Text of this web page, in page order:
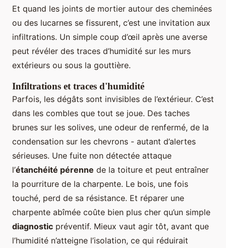
Et quand les joints de mortier autour des cheminées
ou des lucarnes se fissurent, c’est une invitation aux
infiltrations. Un simple coup d’œil après une averse
peut révéler des traces d’humidité sur les murs
extérieurs ou sous la gouttière.
Infiltrations et traces d'humidité
Parfois, les dégâts sont invisibles de l’extérieur. C’est
dans les combles que tout se joue. Des taches
brunes sur les solives, une odeur de renfermé, de la
condensation sur les chevrons - autant d’alertes
sérieuses. Une fuite non détectée attaque
l’étanchéité pérenne de la toiture et peut entraîner
la pourriture de la charpente. Le bois, une fois
touché, perd de sa résistance. Et réparer une
charpente abîmée coûte bien plus cher qu’un simple
diagnostic préventif. Mieux vaut agir tôt, avant que
l’humidité n’atteigne l’isolation, ce qui réduirait